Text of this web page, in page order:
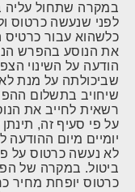
במקרה שתחול עליה
לפני שנעשה כרטוס
כלשהוא עבור
את הנוסע בהפרש
הודעה על השינוי
שביכולתה על מנת
שיחויב בתשלום
רשאית לחייב את
על פי סעיף זה,
יומיים מיום
לא נעשה כרטוס על
ביטול. במקרה של
כרטוס יופחת מחיר